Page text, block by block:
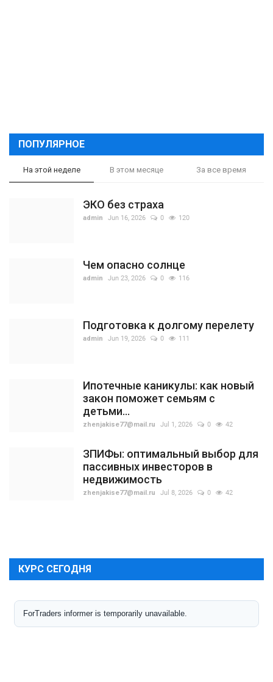
ПОПУЛЯРНОЕ
На этой неделе В этом месяце За все время
ЭКО без страха
admin Jun 16, 2026 0 120
Чем опасно солнце
admin Jun 23, 2026 0 116
Подготовка к долгому перелету
admin Jun 19, 2026 0 111
Ипотечные каникулы: как новый
закон поможет семьям с
детьми...
zhenjakise77@mail.ru Jul 1, 2026 0 42
ЗПИФы: оптимальный выбор для
пассивных инвесторов в
недвижимость
zhenjakise77@mail.ru Jul 8, 2026 0 42
КУРС СЕГОДНЯ